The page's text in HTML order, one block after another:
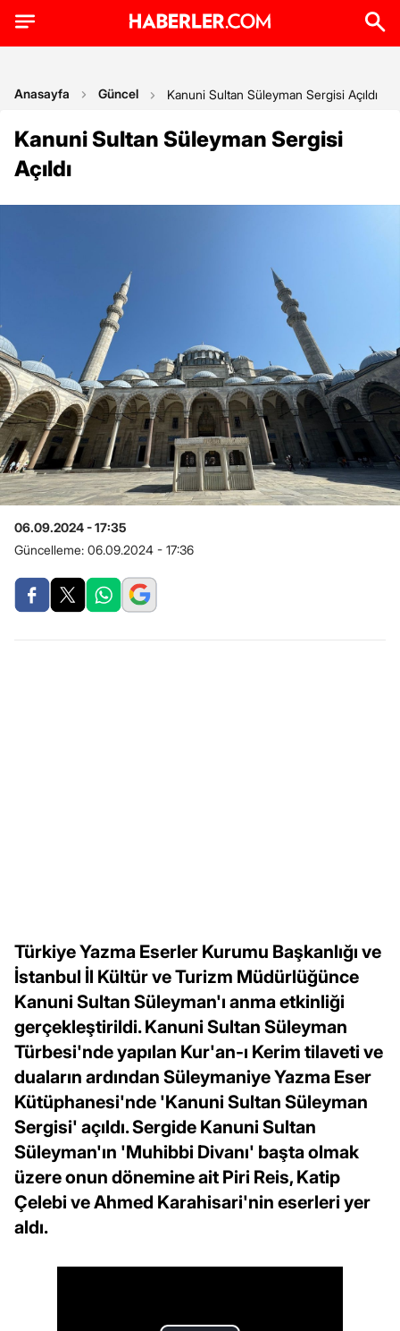
Anasayfa Güncel Kanuni Sultan Süleyman Sergisi Açıldı
Kanuni Sultan Süleyman Sergisi
Açıldı
06.09.2024 - 17:35
Güncelleme: 06.09.2024 - 17:36
Türkiye Yazma Eserler Kurumu Başkanlığı ve
İstanbul İl Kültür ve Turizm Müdürlüğünce
Kanuni Sultan Süleyman'ı anma etkinliği
gerçekleştirildi. Kanuni Sultan Süleyman
Türbesi'nde yapılan Kur'an-ı Kerim tilaveti ve
duaların ardından Süleymaniye Yazma Eser
Kütüphanesi'nde 'Kanuni Sultan Süleyman
Sergisi' açıldı. Sergide Kanuni Sultan
Süleyman'ın 'Muhibbi Divanı' başta olmak
üzere onun dönemine ait Piri Reis, Katip
Çelebi ve Ahmed Karahisari'nin eserleri yer
aldı.